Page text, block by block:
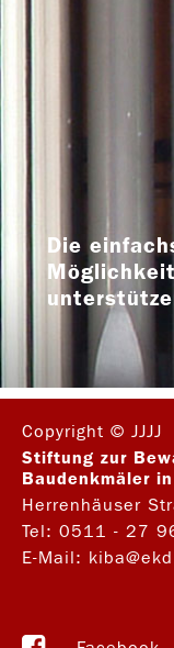
Die
Copyright © JJJJ
Stiftung zur
Baudenkmäler
Herrenhäuser
Tel: 0511 - 27
E-Mail: